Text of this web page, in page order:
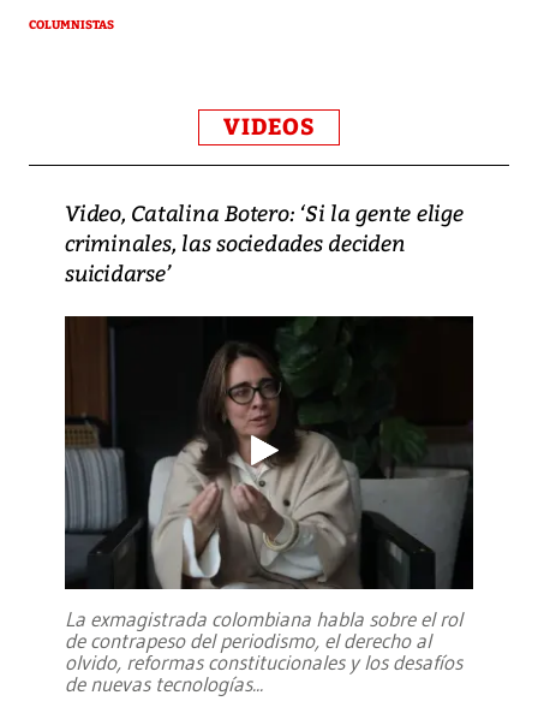
COLUMNISTAS
VIDEOS
Video, Catalina Botero: ‘Si la gente elige
criminales, las sociedades deciden
suicidarse’
La exmagistrada colombiana habla sobre el rol
de contrapeso del periodismo, el derecho al
olvido, reformas constitucionales y los desafíos
de nuevas tecnologías...